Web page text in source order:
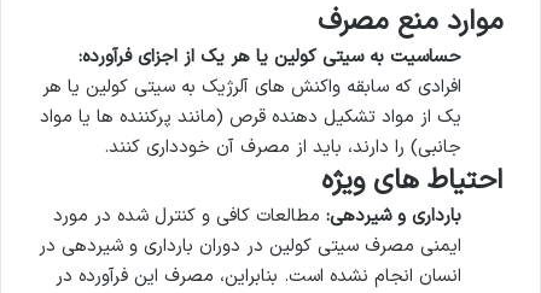
موارد منع مصرف
حساسیت به سیتی کولین یا هر یک از اجزای فرآورده:
افرادی که سابقه واکنش های آلرژیک به سیتی کولین یا هر
یک از مواد تشکیل دهنده قرص (مانند پرکننده ها یا مواد
جانبی) را دارند، باید از مصرف آن خودداری کنند.
احتیاط های ویژه
بارداری و شیردهی: مطالعات کافی و کنترل شده در مورد
ایمنی مصرف سیتی کولین در دوران بارداری و شیردهی در
انسان انجام نشده است. بنابراین، مصرف این فرآورده در